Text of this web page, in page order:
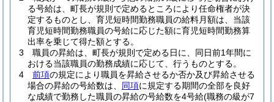
る号給は、町長が規則で定めるところにより任命権者が決
定するものとし、育児短時間勤務職員の給料月額は、当該
育児短時間勤務職員の号給に応じた額に育児短時間勤務算
出率を乗じて得た額とする。
3
職員の昇給は、町長が規則で定める日に、同日前1年間に
おける当該職員の勤務成績に応じて、行うものとする。
4
前項の規定により職員を昇給させるか否か及び昇給させる
場合の昇給の号給数は、 同項に規定する期間の全部を良好
な成績で勤務した職員の昇給の号給数を4号給(職務の級が7